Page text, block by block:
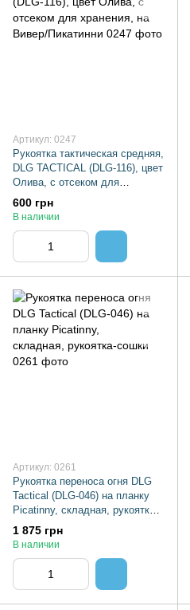
Артикул: 0247
Рукоятка тактическая средняя,
DLG TACTICAL (DLG-116), цвет
Олива, с отсеком для
хранения, на Вивер/Пикатинни
600 грн
В наличии
Артикул: 0261
Рукоятка переноса огня DLG
Tactical (DLG-046) на планку
Picatinny, складная, рукоятка-
сошки
1 875 грн
В наличии